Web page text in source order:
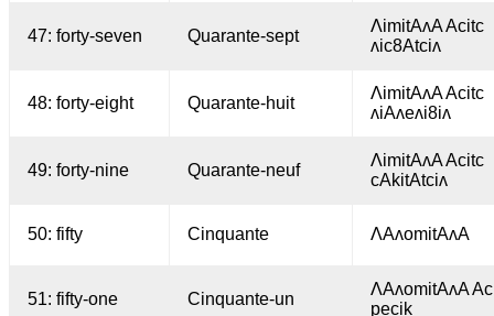
47: forty-seven Quarante-sept
ΛimitAʌA Acitc
ʌic8Atciʌ
48: forty-eight Quarante-huit
ΛimitAʌA Acitc
ʌiAʌeʌi8iʌ
49: forty-nine Quarante-neuf
ΛimitAʌA Acitc
cAkitAtciʌ
50: fifty Cinquante ΛAʌomitAʌA
51: fifty-one Cinquante-un
ΛAʌomitAʌA
pecik